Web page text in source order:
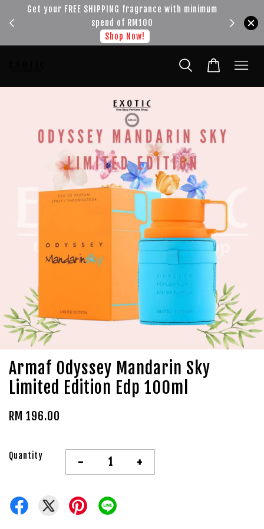
Get your FREE SHIPPING fragrance with minimum
spend of RM100
Shop Now!
Armaf Odyssey Mandarin Sky
Limited Edition Edp 100ml
RM 196.00
Quantity - +